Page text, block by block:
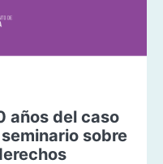
años del caso
sobre